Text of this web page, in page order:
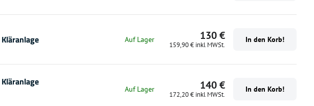
Auf Lager 130 €
159,90 € inkl MWSt.
In den Korb!
Auf Lager 140 €
172,20 € inkl MWSt.
In den Korb!